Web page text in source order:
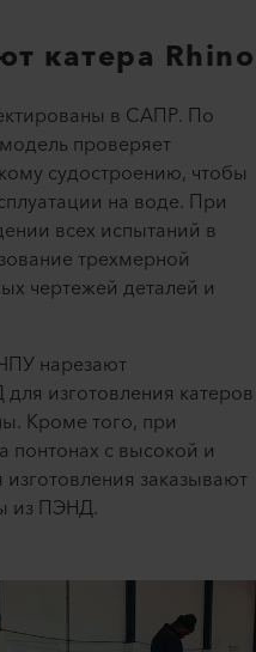
катера Rhino
в САПР. По
проверяет
судостроению, чтобы
на воде. При
всех испытаний в
трехмерной
чертежей деталей и
нарезают
изготовления катеров
Кроме того, при
понтонах с высокой и
заказывают
из ПЭНД.